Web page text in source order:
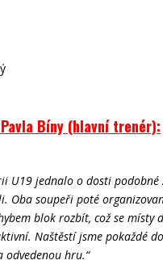
Bíny (hlavní trenér):
U19 jednalo o dosti
Oba soupeři poté
blok rozbít, což se místy
Naštěstí jsme pokaždé
hru.“